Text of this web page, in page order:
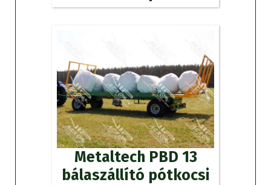
Metaltech PBD 13
bálaszállító pótkocsi